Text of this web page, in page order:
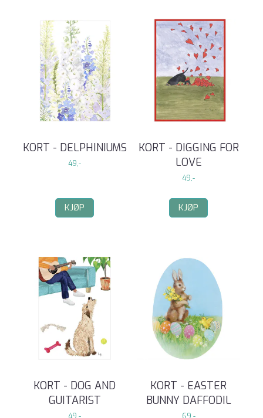
KORT - DELPHINIUMS
49,-
KJØP
KORT - DIGGING FOR
LOVE
49,-
KJØP
KORT - DOG AND
GUITARIST
KORT - EASTER
BUNNY DAFFODIL